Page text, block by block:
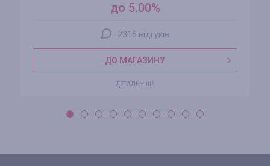
до 5.00%
2316 відгуків
ДО МАГАЗИНУ
ДЕТАЛЬНІШЕ